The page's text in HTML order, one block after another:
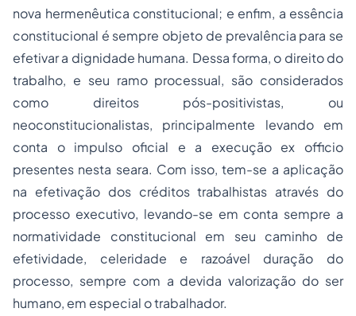
nova hermenêutica constitucional; e enfim, a essência
constitucional é sempre objeto de prevalência para se
efetivar a dignidade humana. Dessa forma, o direito do
trabalho, e seu ramo processual, são considerados
como direitos pós-positivistas, ou
neoconstitucionalistas, principalmente levando em
conta o impulso oficial e a execução ex officio
presentes nesta seara. Com isso, tem-se a aplicação
na efetivação dos créditos trabalhistas através do
processo executivo, levando-se em conta sempre a
normatividade constitucional em seu caminho de
efetividade, celeridade e razoável duração do
processo, sempre com a devida valorização do ser
humano, em especial o trabalhador.